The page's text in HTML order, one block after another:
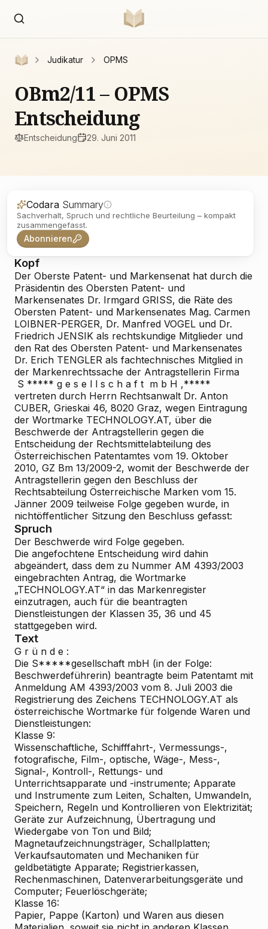
Judikatur OPMS
OBm2/11 – OPMS
Entscheidung
Entscheidung 29. Juni 2011
Codara Summary
Sachverhalt, Spruch und rechtliche Beurteilung – kompakt
zusammengefasst.
Abonnieren
Kopf
Der Oberste Patent- und Markensenat hat durch die
Präsidentin des Obersten Patent- und
Markensenates Dr. Irmgard GRISS, die Räte des
Obersten Patent- und Markensenates Mag. Carmen
LOIBNER-PERGER, Dr. Manfred VOGEL und Dr.
Friedrich JENSIK als rechtskundige Mitglieder und
den Rat des Obersten Patent- und Markensenates
Dr. Erich TENGLER als fachtechnisches Mitglied in
der Markenrechtssache der Antragstellerin Firma
S ***** g e s e l l s c h a f t m b H ,*****
vertreten durch Herrn Rechtsanwalt Dr. Anton
CUBER, Grieskai 46, 8020 Graz, wegen Eintragung
der Wortmarke TECHNOLOGY.AT, über die
Beschwerde der Antragstellerin gegen die
Entscheidung der Rechtsmittelabteilung des
Österreichischen Patentamtes vom 19. Oktober
2010, GZ Bm 13/2009-2, womit der Beschwerde der
Antragstellerin gegen den Beschluss der
Rechtsabteilung Österreichische Marken vom 15.
Jänner 2009 teilweise Folge gegeben wurde, in
nichtöffentlicher Sitzung den Beschluss gefasst:
Spruch
Der Beschwerde wird Folge gegeben.
Die angefochtene Entscheidung wird dahin
abgeändert, dass dem zu Nummer AM 4393/2003
eingebrachten Antrag, die Wortmarke
„TECHNOLOGY.AT“ in das Markenregister
einzutragen, auch für die beantragten
Dienstleistungen der Klassen 35, 36 und 45
stattgegeben wird.
Text
G r ü n d e :
Die S*****gesellschaft mbH (in der Folge:
Beschwerdeführerin) beantragte beim Patentamt mit
Anmeldung AM 4393/2003 vom 8. Juli 2003 die
Registrierung des Zeichens TECHNOLOGY.AT als
österreichische Wortmarke für folgende Waren und
Dienstleistungen:
Klasse 9:
Wissenschaftliche, Schifffahrt-, Vermessungs-,
fotografische, Film-, optische, Wäge-, Mess-,
Signal-, Kontroll-, Rettungs- und
Unterrichtsapparate und -instrumente; Apparate
und Instrumente zum Leiten, Schalten, Umwandeln,
Speichern, Regeln und Kontrollieren von Elektrizität;
Geräte zur Aufzeichnung, Übertragung und
Wiedergabe von Ton und Bild;
Magnetaufzeichnungsträger, Schallplatten;
Verkaufsautomaten und Mechaniken für
geldbetätigte Apparate; Registrierkassen,
Rechenmaschinen, Datenverarbeitungsgeräte und
Computer; Feuerlöschgeräte;
Klasse 16:
Papier, Pappe (Karton) und Waren aus diesen